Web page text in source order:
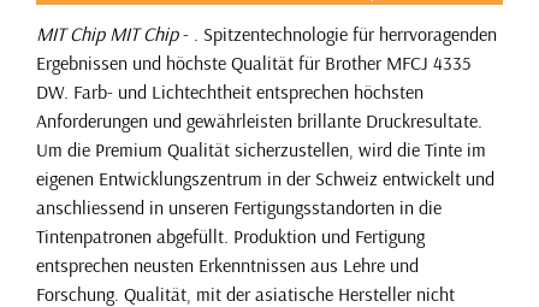
MIT Chip MIT Chip- . Spitzentechnologie für herrvoragenden
Ergebnissen und höchste Qualität für Brother MFCJ 4335
DW. Farb- und Lichtechtheit entsprechen höchsten
Anforderungen und gewährleisten brillante Druckresultate.
Um die Premium Qualität sicherzustellen, wird die Tinte im
eigenen Entwicklungszentrum in der Schweiz entwickelt und
anschliessend in unseren Fertigungsstandorten in die
Tintenpatronen abgefüllt. Produktion und Fertigung
entsprechen neusten Erkenntnissen aus Lehre und
Forschung. Qualität, mit der asiatische Hersteller nicht